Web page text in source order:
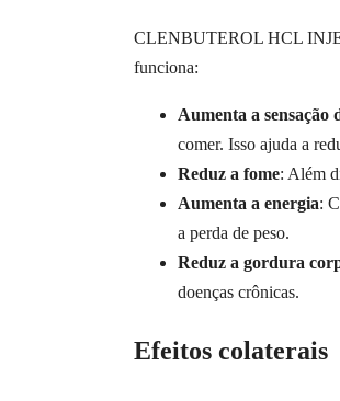
CLENBUTEROL HCL
funciona:
Aumenta a sensação
comer. Isso ajuda a
Reduz a fome: Além
Aumenta a energia:
a perda de peso.
Reduz a gordura
doenças crônicas.
Efeitos colaterais